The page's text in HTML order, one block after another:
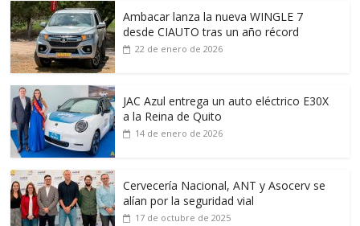
Ambacar lanza la nueva WINGLE 7
desde CIAUTO tras un año récord
22 de enero de 2026
JAC Azul entrega un auto eléctrico E30X
a la Reina de Quito
14 de enero de 2026
Cervecería Nacional, ANT y Asocerv se
alían por la seguridad vial
17 de octubre de 2025